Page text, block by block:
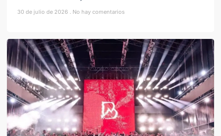
30 de julio de 2026 No hay comentarios